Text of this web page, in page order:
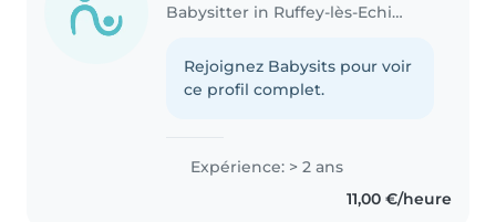
Babysitter in Ruffey-lès-Echirey
Rejoignez Babysits pour voir
ce profil complet.
Expérience: > 2 ans
11,00 €/heure